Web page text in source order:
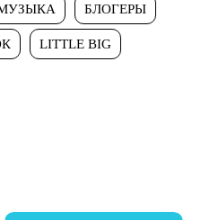
БЛОГЕРЫ
LITTLE BIG